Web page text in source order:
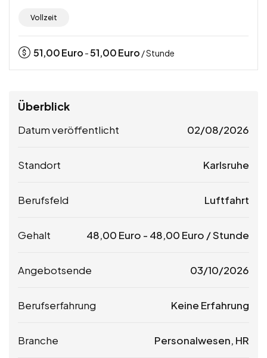
Vollzeit
51,00Euro -51,00Euro / Stunde
Überblick
Datum veröffentlicht 02/08/2026
Standort Karlsruhe
Berufsfeld Luftfahrt
Gehalt 48,00 Euro - 48,00 Euro / Stunde
Angebotsende 03/10/2026
Berufserfahrung Keine Erfahrung
Branche Personalwesen, HR